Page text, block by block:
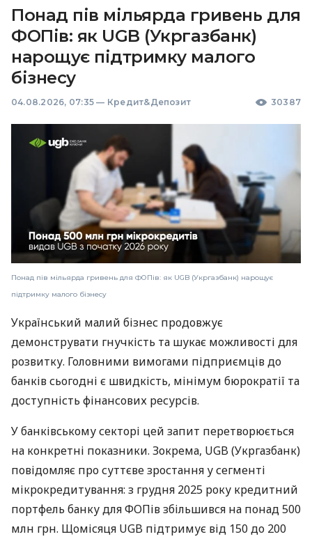
Понад пів мільярда гривень для
ФОПів: як UGB (Укргазбанк)
нарощує підтримку малого
бізнесу
04.08.2026, 07:35 — Кредит&Депозит 30387
Понад пів мільярда гривень для ФОПів: як UGB (Укргазбанк) нарощує
підтримку малого бізнесу
Український малий бізнес продовжує
демонструвати гнучкість та шукає можливості для
розвитку. Головними вимогами підприємців до
банків сьогодні є швидкість, мінімум бюрократії та
доступність фінансових ресурсів.
У банківському секторі цей запит перетворюється
на конкретні показники. Зокрема, UGB (Укргазбанк)
повідомляє про суттєве зростання у сегменті
мікрокредитування: з грудня 2025 року кредитний
портфель банку для ФОПів збільшився на понад 500
млн грн. Щомісяця UGB підтримує від 150 до 200